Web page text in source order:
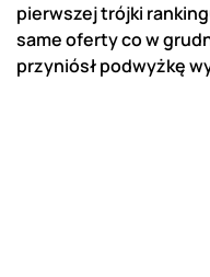
pierwszej trójki
same oferty co w
przyniósł podwyżkę